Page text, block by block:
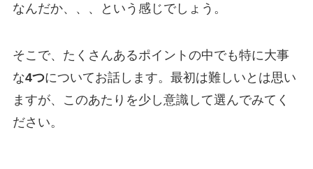
なんだか、、、という感じでしょう。
そこで、たくさんあるポイントの中でも特に大事
な4つについてお話します。最初は難しいとは思い
ますが、このあたりを少し意識して選んでみてく
ださい。